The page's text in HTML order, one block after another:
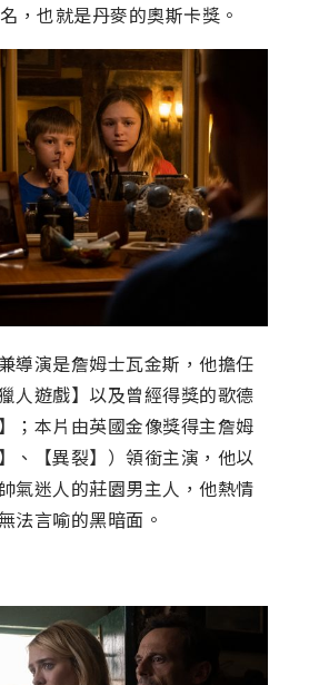
，也就是丹麥的奧斯卡獎。
導演是詹姆士瓦金斯，他擔任
人遊戲】以及曾經得獎的歌德
；本片由英國金像獎得主詹姆
、【異裂】）領銜主演，他以
氣迷人的莊園男主人，他熱情
法言喻的黑暗面。